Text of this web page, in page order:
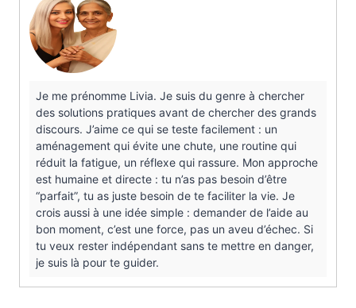
Je me prénomme Livia. Je suis du genre à chercher
des solutions pratiques avant de chercher des grands
discours. J’aime ce qui se teste facilement : un
aménagement qui évite une chute, une routine qui
réduit la fatigue, un réflexe qui rassure. Mon approche
est humaine et directe : tu n’as pas besoin d’être
“parfait”, tu as juste besoin de te faciliter la vie. Je
crois aussi à une idée simple : demander de l’aide au
bon moment, c’est une force, pas un aveu d’échec. Si
tu veux rester indépendant sans te mettre en danger,
je suis là pour te guider.